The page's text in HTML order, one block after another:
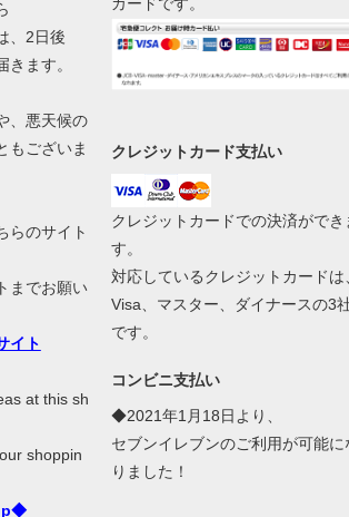
、2日後
ます。
、悪天候の
もございま
らのサイト
までお願い
イト
at this sh
shoppin
クレジットカード支払い
クレジットカードでの決済ができ
す。
対応しているクレジットカードは
Visa、マスター、ダイナースの3
です。
コンビニ支払い
◆2021年1月18日より、
セブンイレブンのご利用が可能に
りました！